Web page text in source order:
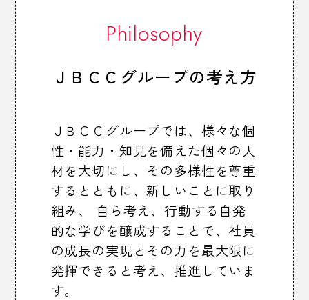
Philosophy
ＪＢＣＣグループの考え方
ＪＢＣＣグループでは、様々な個
性・能力・知見を備えた個々の人
材を大切にし、その多様性を尊重
するとともに、新しいことに取り
組み、 自ら考え、行動する自発
的な学びを醸成することで、社員
の成長の実現とその力を最大限に
発揮できると考え、推進していま
す。